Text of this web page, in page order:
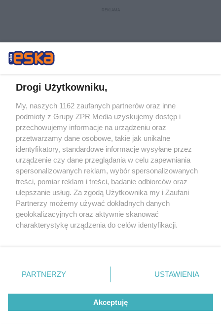
Drogi Użytkowniku,
My, naszych 1162 zaufanych partnerów oraz inne
podmioty z Grupy ZPR Media uzyskujemy dostęp i
przechowujemy informacje na urządzeniu oraz
przetwarzamy dane osobowe, takie jak unikalne
identyfikatory, standardowe informacje wysyłane przez
urządzenie czy dane przeglądania w celu zapewniania
spersonalizowanych reklam, wybór spersonalizowanych
treści, pomiar reklam i treści, badanie odbiorców oraz
ulepszanie usług. Za zgodą Użytkownika my i Zaufani
Partnerzy możemy używać dokładnych danych
geolokalizacyjnych oraz aktywnie skanować
charakterystykę urządzenia do celów identyfikacji.
zmienić/wycofać klikając przycisk ustawień prywatności
znajdujący się w lewym dolnym rogu strony
rodzaje przetwarzania danych nie wymagają zgody
użytkownika, ale masz prawo sprzeciwić się takiemu
przetwarzaniu. Preferencje będą miały zastosowanie tylko
PARTNERZY USTAWIENIA
Akceptuję